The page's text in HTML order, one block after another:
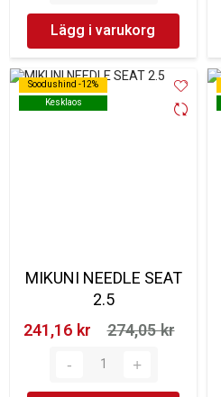
Lägg i varukorg
Soodushind -12%
Kesklaos
Soodushind -12%
Kesklaos
MIKUNI NEEDLE SEAT
2.5
241,16 kr‎
274,05 kr‎